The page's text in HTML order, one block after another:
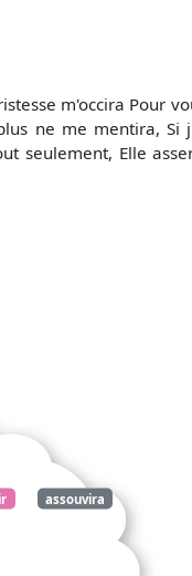
m'occira Pour
ne me mentira,
seulement, Elle
assouvira